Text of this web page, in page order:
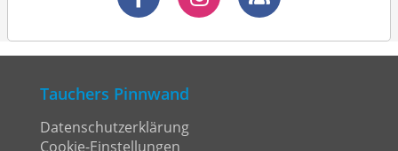
Tauchers Pinnwand
Datenschutzerklärung
Cookie-Einstellungen